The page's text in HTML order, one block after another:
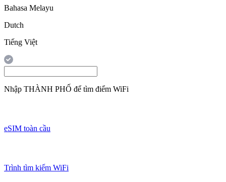
Bahasa Melayu
Dutch
Tiếng Việt
Nhập THÀNH PHỐ để tìm điểm WiFi
eSIM toàn cầu
Trình tìm kiếm WiFi